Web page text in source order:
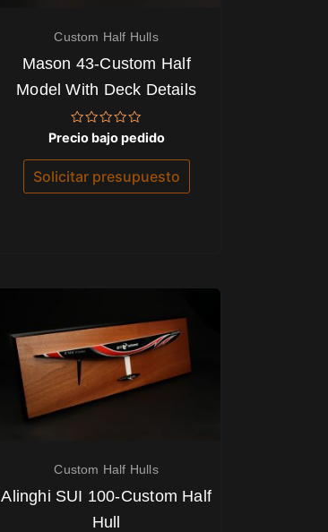
Custom Half Hulls
Mason 43-Custom Half
Model With Deck Details
Valorado
con
0
de
5
Precio bajo pedido
Solicitar presupuesto
Custom Half Hulls
Alinghi SUI 100-Custom Half
Hull